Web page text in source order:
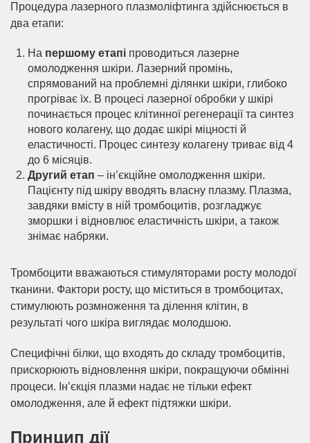
Процедура лазерного плазмоліфтинга здійснюється в
два етапи:
На першому етапі проводиться лазерне
омолодження шкіри. Лазерний промінь,
спрямований на проблемні ділянки шкіри, глибоко
прогріває їх. В процесі лазерної обробки у шкірі
починається процес клітинної регенерації та синтез
нового колагену, що додає шкірі міцності й
еластичності. Процес синтезу колагену триває від 4
до 6 місяців.
Другий етап – ін’єкційне омолодження шкіри.
Пацієнту під шкіру вводять власну плазму. Плазма,
завдяки вмісту в ній тромбоцитів, розгладжує
зморшки і відновлює еластичність шкіри, а також
знімає набряки.
Тромбоцити вважаються стимуляторами росту молодої
тканини. Фактори росту, що міститься в тромбоцитах,
стимулюють розмноження та ділення клітин, в
результаті чого шкіра виглядає молодшою.
Специфічні білки, що входять до складу тромбоцитів,
прискорюють відновлення шкіри, покращуючи обмінні
процеси. Ін’єкція плазми надає не тільки ефект
омолодження, але й ефект підтяжки шкіри.
Принцип дії